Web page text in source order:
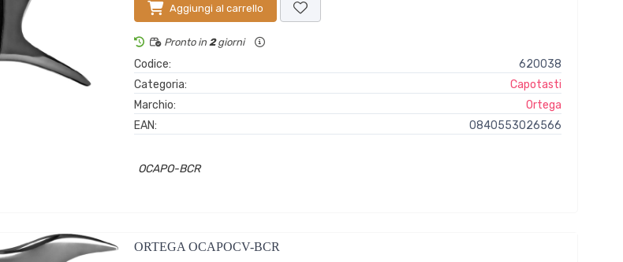
Aggiungi al carrello
Pronto in 2giorni
Codice:
620038
Categoria:
Capotasti
Marchio:
Ortega
EAN:
0840553026566
OCAPO-BCR
ORTEGA OCAPOCV-BCR